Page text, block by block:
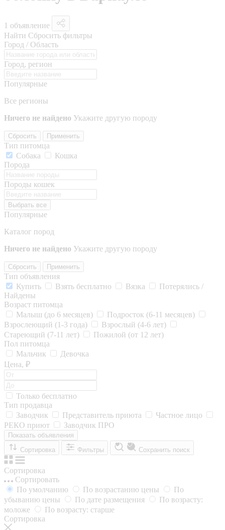
1 объявление
Найти Сбросить фильтры
Город / Область
Город, регион
Популярные
Все регионы
Ничего не найдено Укажите другую породу
Сбросить Применить
Тип питомца
Собака
Кошка
Порода
Породы кошек
Выбрать все
Популярные
Каталог пород
Ничего не найдено Укажите другую породу
Сбросить Применить
Тип объявления
Купить
Взять бесплатно Вязка
Потерялись /
Найдены
Возраст питомца
Малыш (до 6 месяцев)
Подросток (6-11 месяцев)
Взрослеющий (1-3 года)
Взрослый (4-6 лет)
Стареющий (7-11 лет)
Пожилой (от 12 лет)
Пол питомца
Мальчик
Девочка
Цена, ₽
Только бесплатно
Тип продавца
Заводчик
Представитель приюта
Частное лицо
РЕКО приют
Заводчик ПРО
Показать объявления
Сортировка
Фильтры Сохранить поиск
Сортировка
Сортировать
По умолчанию
По возрастанию цены
По
убыванию цены
По дате размещения
По возрасту:
моложе
По возрасту: старше
Сортировка